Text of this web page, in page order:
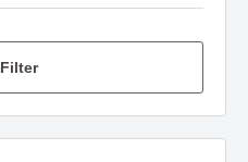
Filter